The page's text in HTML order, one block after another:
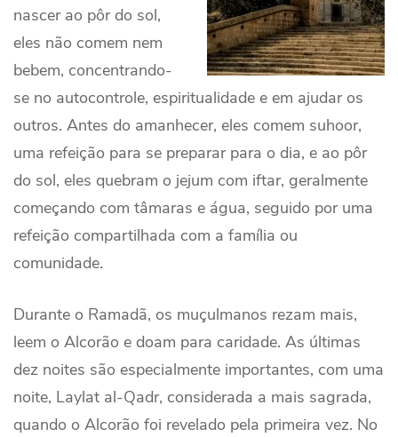
nascer ao pôr do sol,
eles não comem nem
bebem, concentrando-
se no autocontrole, espiritualidade e em ajudar os
outros. Antes do amanhecer, eles comem suhoor,
uma refeição para se preparar para o dia, e ao pôr
do sol, eles quebram o jejum com iftar, geralmente
começando com tâmaras e água, seguido por uma
refeição compartilhada com a família ou
comunidade.
Durante o Ramadã, os muçulmanos rezam mais,
leem o Alcorão e doam para caridade. As últimas
dez noites são especialmente importantes, com uma
noite, Laylat al-Qadr, considerada a mais sagrada,
quando o Alcorão foi revelado pela primeira vez. No